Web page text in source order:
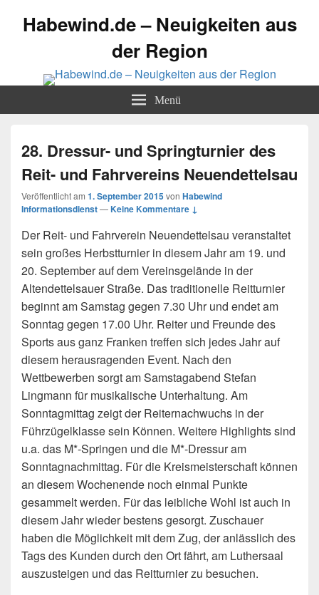
Habewind.de – Neuigkeiten aus
der Region
Menü
28. Dressur- und Springturnier des
Reit- und Fahrvereins Neuendettelsau
Veröffentlicht am 1. September 2015von Habewind
Informationsdienst—Keine Kommentare ↓
Der Reit- und Fahrverein Neuendettelsau veranstaltet
sein großes Herbstturnier in diesem Jahr am 19. und
20. September auf dem Vereinsgelände in der
Altendettelsauer Straße. Das traditionelle Reitturnier
beginnt am Samstag gegen 7.30 Uhrund endet am
Sonntag gegen 17.00 Uhr. Reiter und Freunde des
Sports aus ganz Franken treffen sich jedes Jahr auf
diesem herausragenden Event. Nach den
Wettbewerben sorgt am Samstagabend Stefan
Lingmann für musikalische Unterhaltung. Am
Sonntagmittag zeigt der Reiternachwuchs in der
Führzügelklasse sein Können. Weitere Highlights sind
u.a. das M*-Springen und die M*-Dressur am
Sonntagnachmittag. Für die Kreismeisterschaft können
an diesem Wochenende noch einmal Punkte
gesammelt werden. Für das leibliche Wohl ist auch in
diesem Jahr wieder bestens gesorgt. Zuschauer
haben die Möglichkeit mit dem Zug, der anlässlich des
Tags des Kunden durch den Ort fährt, am Luthersaal
auszusteigen und das Reitturnier zu besuchen.